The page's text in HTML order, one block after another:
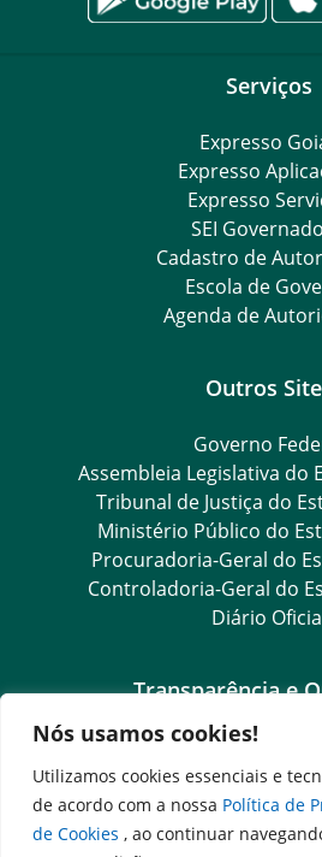
Nós usamos cookies!
Utilizamos cookies essenciais e
de acordo com a nossa Política de
de Cookies , ao continuar
Serviços
Expresso
Expresso
Expresso
SEI
Cadastro de
Escola de
Agenda de
Outros
Governo
Assembleia Legislativa do
Tribunal de Justiça do
Ministério Público do
Procuradoria-Geral do
Controladoria-Geral do
Diário
Transparência e
LGPD
Goiás
Dados Abertos
SIC – Serviço de